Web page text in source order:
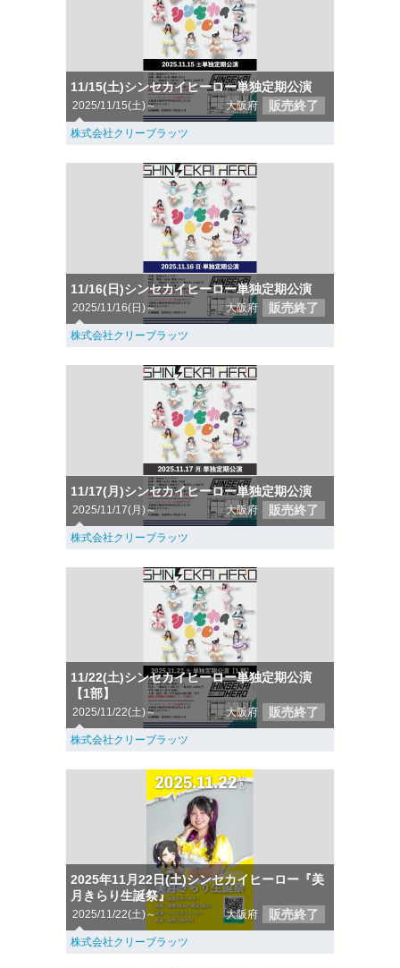
11/15(土)シンセカイヒーロー単独定期公演
2025/11/15(土)～ 大阪府 販売終了
株式会社クリーブラッツ
11/16(日)シンセカイヒーロー単独定期公演
2025/11/16(日)～ 大阪府 販売終了
株式会社クリーブラッツ
11/17(月)シンセカイヒーロー単独定期公演
2025/11/17(月)～ 大阪府 販売終了
株式会社クリーブラッツ
11/22(土)シンセカイヒーロー単独定期公演
【1部】
2025/11/22(土)～ 大阪府 販売終了
株式会社クリーブラッツ
2025年11月22日(土)シンセカイヒーロー『美
月きらり生誕祭』
2025/11/22(土)～ 大阪府 販売終了
株式会社クリーブラッツ